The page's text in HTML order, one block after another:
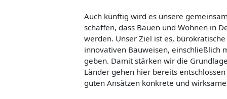
Auch künftig wird es unsere
schaffen, dass Bauen und Wohnen in
werden. Unser Ziel ist es,
innovativen Bauweisen, einschließlich
geben. Damit stärken wir die
Länder gehen hier bereits
guten Ansätzen konkrete und